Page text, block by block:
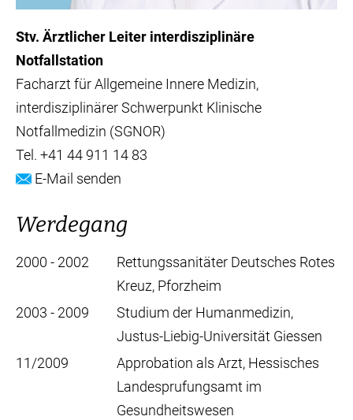
Stv. Ärztlicher Leiter interdisziplinäre
Notfallstation
Facharzt für Allgemeine Innere Medizin,
interdisziplinärer Schwerpunkt Klinische
Notfallmedizin (SGNOR)
Tel. +41 44 911 14 83
E-Mail senden
Werdegang
2000 - 2002
Rettungssanitäter Deutsches Rotes
Kreuz, Pforzheim
2003 - 2009
Studium der Humanmedizin,
Justus-Liebig-Universität Giessen
11/2009
Approbation als Arzt, Hessisches
Landesprufungsamt im
Gesundheitswesen